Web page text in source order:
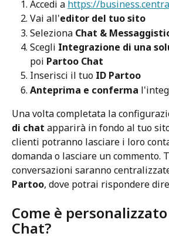
Accedi a https://
Vai all'editor del tuo sito
Seleziona Chat &
Scegli Integrazione di una
poi Partoo Chat
Inserisci il tuo ID Partoo
Anteprima e conferma
Una volta completata la
di chat apparirà in fondo al tuo
clienti potranno lasciare i loro
domanda o lasciare un commento.
conversazioni saranno
Partoo, dove potrai rispondere
Come è
Chat?